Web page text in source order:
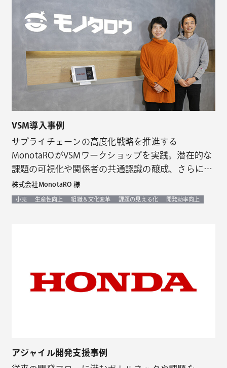
VSM導入事例
サプライチェーンの高度化戦略を推進する
MonotaROがVSMワークショップを実践。潜在的な
課題の可視化や関係者の共通認識の醸成、さらに次
のアクション創出などの効果を得る
株式会社MonotaRO 様
小売 生産性向上 組織＆文化変革 課題の見える化 開発効率向上
アジャイル開発支援事例